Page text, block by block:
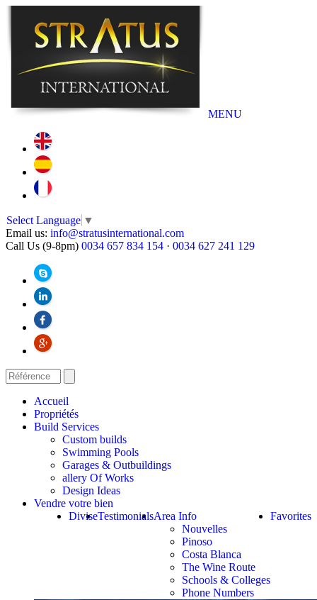
MENU
Select Language ▼
Email us: info@stratusinternational.com
Call Us (9-8pm) 0034 657 834 154 · 0034 627 241 129
Accueil
Propriétés
Build Services
Custom builds
Swimming Pools
Garages & Outbuildings
allery Of Works
Design Ideas
Vendre votre bien
Favorites
Area Info
Nouvelles
Pinoso
Costa Blanca
The Wine Route
Schools & Colleges
Phone Numbers
Testimonials
Divise